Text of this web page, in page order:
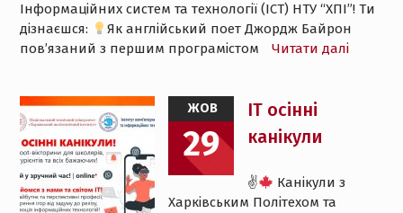
Інформаційних систем та технології (ІСТ) НТУ “ХПІ”! Ти
дізнаєшся:
Як англійський поет Джордж Байрон
пов’язаний з першим програмістом
Читати далі
ЖОВ
29
ІТ осінні
канікули
✌
Канікули з
Харківським Політехом та